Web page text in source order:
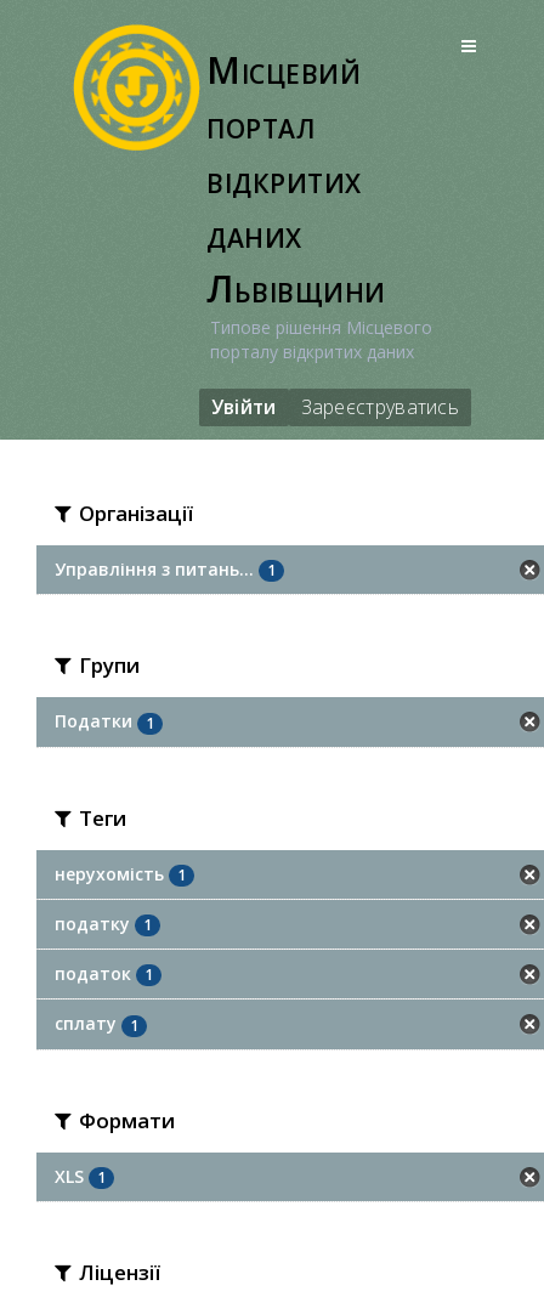
Місцевий
портал
відкритих
даних
Львівщини
Типове рішення Місцевого
порталу відкритих даних
Увійти Зареєструватись
Організації
Управління з питань... 1
Групи
Податки 1
Теги
нерухомість 1
податку 1
податок 1
сплату 1
Формати
XLS 1
Ліцензії